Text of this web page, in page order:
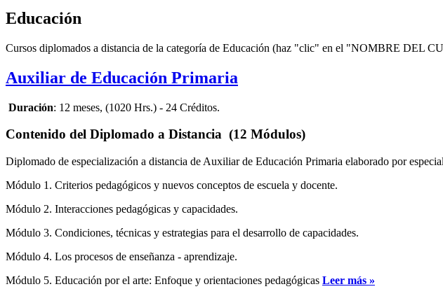
Educación
Cursos diplomados a distancia de la categoría de Educación (haz "clic" en el "NOMBRE DEL
Auxiliar de Educación Primaria
Duración: 12 meses, (1020 Hrs.) - 24 Créditos.
Contenido del Diplomado a Distancia (12 Módulos)
Diplomado de especialización a distancia de Auxiliar de Educación Primaria elaborado por
Módulo 1. Criterios pedagógicos y nuevos conceptos de escuela y docente.
Módulo 2. Interacciones pedagógicas y capacidades.
Módulo 3. Condiciones, técnicas y estrategias para el desarrollo de capacidades.
Módulo 4. Los procesos de enseñanza - aprendizaje.
Módulo 5. Educación por el arte: Enfoque y orientaciones pedagógicas Leer más »